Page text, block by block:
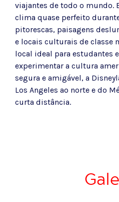
viajantes de todo o mundo.
clima quase perfeito
pitorescas, paisagens
e locais culturais de classe
local ideal para estudantes
experimentar a cultura
segura e amigável, a
Los Angeles ao norte e do
curta distância.